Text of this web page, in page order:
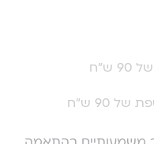
ש"ח
של 90 ש"ח